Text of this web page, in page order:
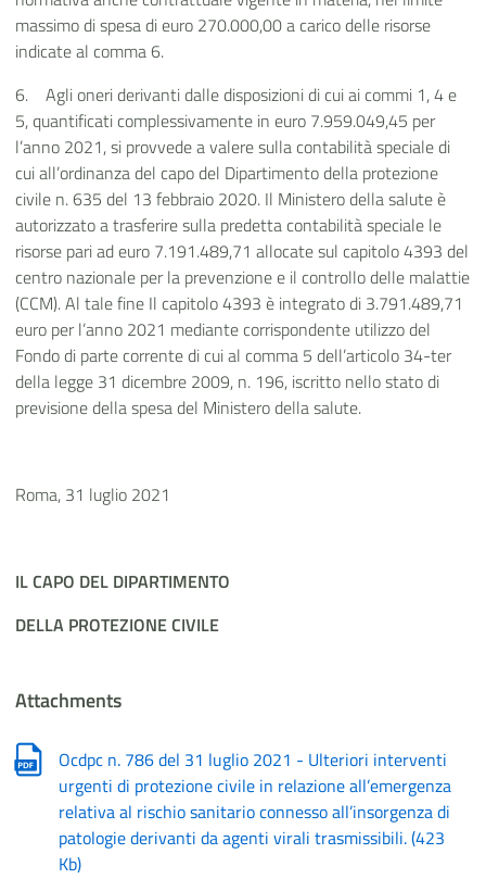
massimo di spesa di euro 270.000,00 a carico delle risorse
indicate al comma 6.
6.
Agli oneri derivanti dalle disposizioni di cui ai commi 1, 4 e
5, quantificati complessivamente in euro 7.959.049,45 per
l’anno 2021, si provvede a valere sulla contabilità speciale di
cui all’ordinanza del capo del Dipartimento della protezione
civile n. 635 del 13 febbraio 2020. Il Ministero della salute è
autorizzato a trasferire sulla predetta contabilità speciale le
risorse pari ad euro 7.191.489,71 allocate sul capitolo 4393 del
centro nazionale per la prevenzione e il controllo delle malattie
(CCM). Al tale fine Il capitolo 4393 è integrato di 3.791.489,71
euro per l’anno 2021 mediante corrispondente utilizzo del
Fondo di parte corrente di cui al comma 5 dell’articolo 34-ter
della legge 31 dicembre 2009, n. 196, iscritto nello stato di
previsione della spesa del Ministero della salute.
Roma, 31 luglio 2021
IL CAPO DEL DIPARTIMENTO
DELLA PROTEZIONE CIVILE
Attachments
Ocdpc n. 786 del 31 luglio 2021 - Ulteriori interventi
urgenti di protezione civile in relazione all’emergenza
relativa al rischio sanitario connesso all’insorgenza di
patologie derivanti da agenti virali trasmissibili.(423
Kb)